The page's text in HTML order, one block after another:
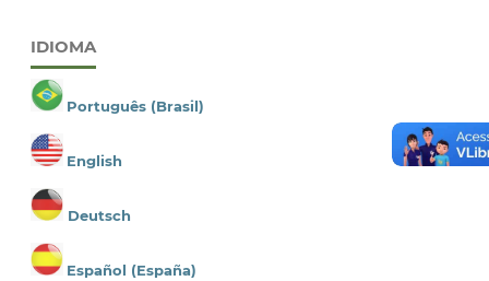
IDIOMA
Português (Brasil)
English
Deutsch
Español (España)